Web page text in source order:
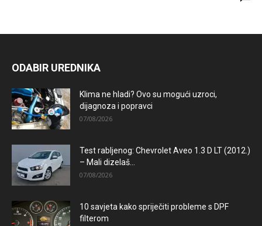
ODABIR UREDNIKA
Klima ne hladi? Ovo su mogući uzroci,
dijagnoza i popravci
07/08/2026
Test rabljenog: Chevrolet Aveo 1.3 D LT (2012.)
– Mali dizelaš...
07/08/2026
10 savjeta kako spriječiti probleme s DPF
filterom